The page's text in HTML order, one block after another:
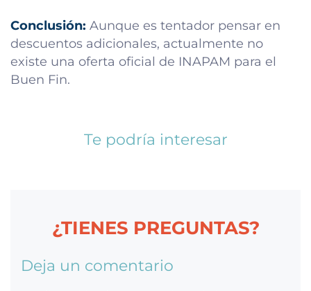
Conclusión: Aunque es tentador pensar en
descuentos adicionales, actualmente no
existe una oferta oficial de INAPAM para el
Buen Fin.
Te podría interesar
¿TIENES PREGUNTAS?
Deja un comentario